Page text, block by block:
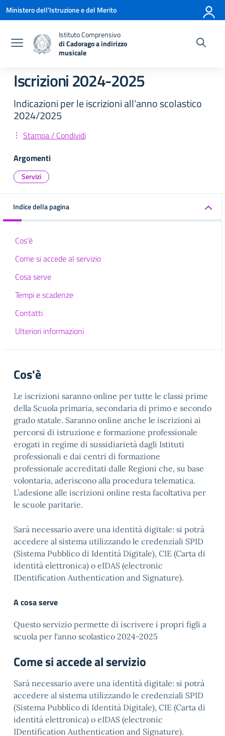
Vai ai contenuti
Vai al menu di navigazione
Vai al footer
Ministero dell'Istruzione e del Merito
Istituto Comprensivo
di Cadorago a indirizzo
musicale
Iscrizioni 2024-2025
Indicazioni per le iscrizioni all’anno scolastico
2024/2025
Stampa / Condividi
Argomenti
Servizi
Indice della pagina
Cos'è
Come si accede al servizio
Cosa serve
Tempi e scadenze
Contatti
Ulteriori informazioni
Cos'è
Le iscrizioni saranno online per tutte le classi prime
della Scuola primaria, secondaria di primo e secondo
grado statale. Saranno online anche le iscrizioni ai
percorsi di istruzione e formazione professionale
erogati in regime di sussidiarietà dagli Istituti
professionali e dai centri di formazione
professionale accreditati dalle Regioni che, su base
volontaria, aderiscono alla procedura telematica.
L’adesione alle iscrizioni online resta facoltativa per
le scuole paritarie.
Sarà necessario avere una identità digitale: si potrà
accedere al sistema utilizzando le credenziali SPID
(Sistema Pubblico di Identità Digitale), CIE (Carta di
identità elettronica) o eIDAS (electronic
IDentification Authentication and Signature).
A cosa serve
Questo servizio permette di iscrivere i propri figli a
scuola per l'anno scolastico 2024-2025
Come si accede al servizio
Sarà necessario avere una identità digitale: si potrà
accedere al sistema utilizzando le credenziali SPID
(Sistema Pubblico di Identità Digitale), CIE (Carta di
identità elettronica) o eIDAS (electronic
IDentification Authentication and Signature).